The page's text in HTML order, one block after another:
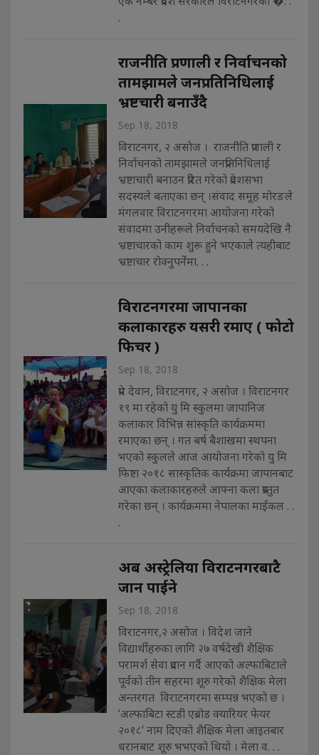
.
राजनीति प्रणाली र निर्वाचनको
तामझामले जनप्रतिनिधिलाई
भ्रष्टचारी बनाउँदै
Sep 18, 2018
विराटनगर, २ असाेज । राजनीति प्रणाली र
निर्वाचनको तामझामले जनप्रतिनिधिलाई
भ्रष्टाचारी बनाउन प्रेरित गरेको प्रदेशसभा
सदस्यले बताएका छन् ।संवाद समूह मोरङले
मंगलवार विराटनगरमा आयोजना गरेको
संवादमा उनीहरूले निर्वाचनको समयदेखि नै
भ्रष्टाचारको काम शुरू हुने भएकाले त्यहीबाट
भ्रष्टाचार रोक्नुपर्नेमा. . .
विराटनगरमा जापानका
कलाकारहरु यसरी रमाए ( फोटो
फिचर )
Sep 18, 2018
प्रेम देवान, विराटनगर, २ असोज । विराटनगर
१९ मा रहेको यु मि स्कुलमा जापानिज
कलाकार विभिन्न सांस्कृति कार्यक्रममा
रमाएका छन् । गत बर्ष बैशाखमा स्थपना
भएको स्कुलले आज आयोजना गरेको यु मि
फिष्टा २०१८ सास्कृतिक कार्यक्रमा जापानबाट
आएका कलाकारहरुले आफ्ना कला प्रस्तुत
गरेका छन् । कार्यक्रममा नेपालका माईकल . .
.
अब अस्ट्रेलिया विराटनगरबाटै
जान पाईने
Sep 18, 2018
विराटनगर,२ असोज । विदेश जाने
विद्यार्थीहरुका लागि २७ वर्षदेखी शैक्षिक
परामर्श सेवा प्रदान गर्दै आएको अल्फाबिटाले
पूर्वको तीन सहरमा शूरु गरेको शैक्षिक मेला
अन्तरगत विराटनगरमा सम्पन्न भएको छ ।
‘अल्फाबिटा स्टडी एब्रोड क्यारियर फेयर
२०१८’ नाम दिएको शैक्षिक मेला आइतबार
धरानबाट शूरु भभएको थियो । मेला व. . .